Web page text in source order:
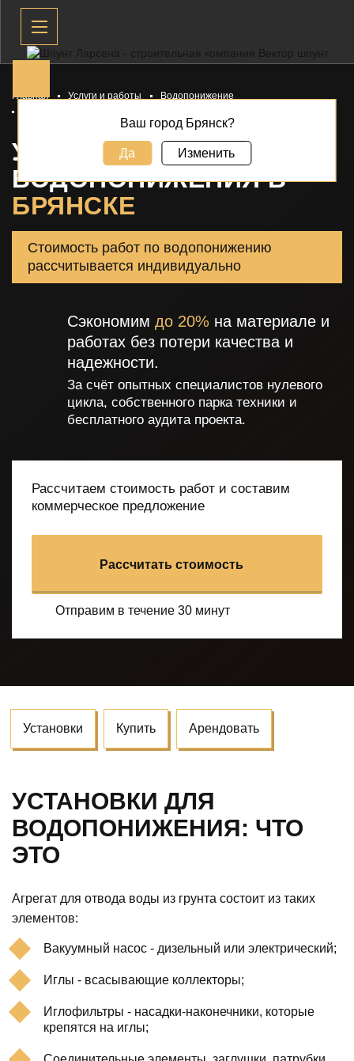
Главная Услуги и работы
Водопонижение
УСТАНОВКИ ДЛЯ
ВОДОПОНИЖЕНИЯ В
БРЯНСКЕ
Стоимость работ по водопонижению
рассчитывается индивидуально
Сэкономим до 20% на материале и
работах без потери качества и
надежности.
За счёт опытных специалистов нулевого
цикла, собственного парка техники и
бесплатного аудита проекта.
Рассчитаем стоимость работ и составим
коммерческое предложение
Рассчитать стоимость
Отправим в течение 30 минут
Установки Купить Арендовать
УСТАНОВКИ ДЛЯ
ВОДОПОНИЖЕНИЯ: ЧТО
ЭТО
Агрегат для отвода воды из грунта состоит из таких
элементов:
Вакуумный насос - дизельный или электрический;
Иглы - всасывающие коллекторы;
Иглофильтры - насадки-наконечники, которые
крепятся на иглы;
Ваш город Брянск?
Да Изменить